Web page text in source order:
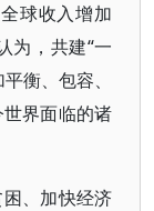
球收入增加
为，共建“一
衡、包容、
界面临的诸
、加快经济